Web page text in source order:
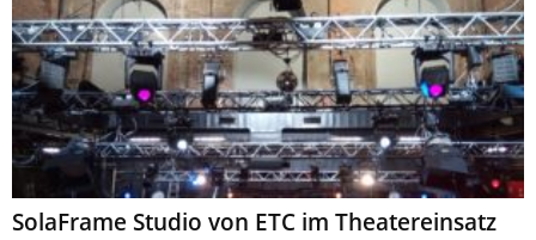
SolaFrame Studio von ETC im Theatereinsatz